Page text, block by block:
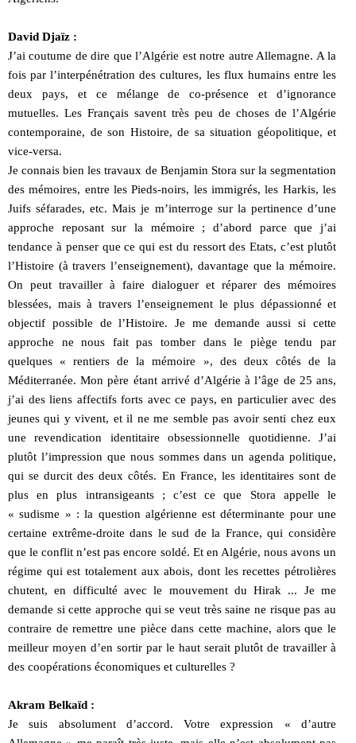
David Djaïz :
J’ai coutume de dire que l’Algérie est notre autre Allemagne. A la
fois par l’interpénétration des cultures, les flux humains entre les
deux pays, et ce mélange de co-présence et d’ignorance
mutuelles. Les Français savent très peu de choses de l’Algérie
contemporaine, de son Histoire, de sa situation géopolitique, et
vice-versa.
Je connais bien les travaux de Benjamin Stora sur la segmentation
des mémoires, entre les Pieds-noirs, les immigrés, les Harkis, les
Juifs séfarades, etc. Mais je m’interroge sur la pertinence d’une
approche reposant sur la mémoire ; d’abord parce que j’ai
tendance à penser que ce qui est du ressort des Etats, c’est plutôt
l’Histoire (à travers l’enseignement), davantage que la mémoire.
On peut travailler à faire dialoguer et réparer des mémoires
blessées, mais à travers l’enseignement le plus dépassionné et
objectif possible de l’Histoire. Je me demande aussi si cette
approche ne nous fait pas tomber dans le piège tendu par
quelques « rentiers de la mémoire », des deux côtés de la
Méditerranée. Mon père étant arrivé d’Algérie à l’âge de 25 ans,
j’ai des liens affectifs forts avec ce pays, en particulier avec des
jeunes qui y vivent, et il ne me semble pas avoir senti chez eux
une revendication identitaire obsessionnelle quotidienne. J’ai
plutôt l’impression que nous sommes dans un agenda politique,
qui se durcit des deux côtés. En France, les identitaires sont de
plus en plus intransigeants ; c’est ce que Stora appelle le
« sudisme » : la question algérienne est déterminante pour une
certaine extrême-droite dans le sud de la France, qui considère
que le conflit n’est pas encore soldé. Et en Algérie, nous avons un
régime qui est totalement aux abois, dont les recettes pétrolières
chutent, en difficulté avec le mouvement du Hirak ... Je me
demande si cette approche qui se veut très saine ne risque pas au
contraire de remettre une pièce dans cette machine, alors que le
meilleur moyen d’en sortir par le haut serait plutôt de travailler à
des coopérations économiques et culturelles ?
Akram Belkaïd :
Je suis absolument d’accord. Votre expression « d’autre